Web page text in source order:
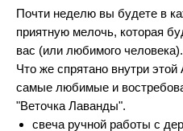
Почти неделю вы будете в
приятную мелочь, которая
вас (или любимого человека).
Что же спрятано внутри
самые любимые и
"Веточка Лаванды".
свеча ручной работы с